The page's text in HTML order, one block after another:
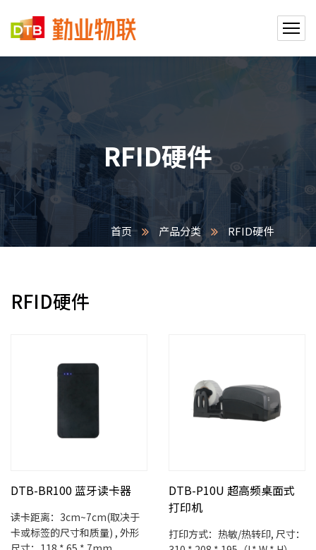
RFID硬件
首页 产品分类 RFID硬件
RFID硬件
DTB-BR100 蓝牙读卡器
读卡距离：3cm~7cm(取决于
卡或标签的尺寸和质量) , 外形
DTB-P10U 超高频桌面式
打印机
打印方式：热敏/热转印, 尺寸：